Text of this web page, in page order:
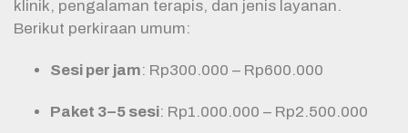
klinik, pengalaman terapis, dan jenis layanan.
Berikut perkiraan umum:
Sesi per jam: Rp300.000 – Rp600.000
Paket 3–5 sesi: Rp1.000.000 – Rp2.500.000